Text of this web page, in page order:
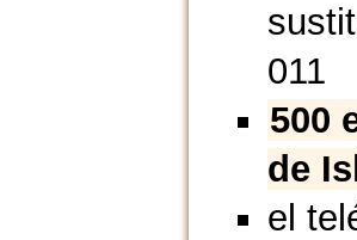
011
500
de
el